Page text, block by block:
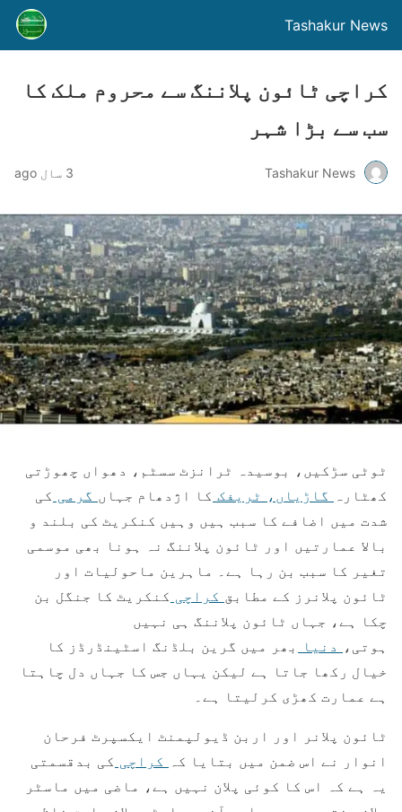
Tashakur News
کراچی ٹائون پلاننگ سے محروم ملک کا
سب سے بڑا شہر
Tashakur News 3 سال ago
ٹوٹی سڑکیں، بوسیدہ ٹرانزٹ سسٹم، دھواں چھوڑتی
کھٹارہ
گاڑیاں، ٹریفک کا اژدھام جہاں گرمی کی
شدت میں اضافے کا سبب ہیں وہیں کنکریٹ کی بلند و
بالا عمارتیں اور ٹائون پلاننگ نہ ہونا بھی موسمی
تغیر کا سبب بن رہا ہے۔ ماہرین ماحولیات اور
ٹائون پلانرز کے مطابق کراچی کنکریٹ کا جنگل بن
چکا ہے، جہاں ٹائون پلاننگ ہی نہیں
ہوتی، دنیا
بھر میں گرین بلڈنگ اسٹینڈرڈز کا
خیال رکھا جاتا ہے لیکن یہاں جس کا جہاں دل چاہتا
ہے عمارت کھڑی کرلیتا ہے۔
ٹائون پلانر اور اربن ڈیولپمنٹ ایکسپرٹ فرحان
انوار نے اس ضمن میں بتایا کہ
کراچی کی بدقسمتی
یہ ہے کہ اس کا کوئی پلان نہیں ہے، ماضی میں ماسٹر